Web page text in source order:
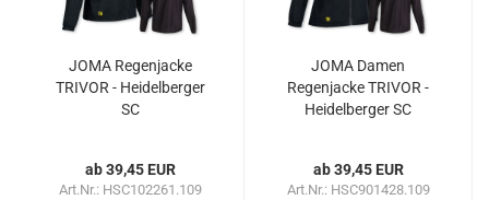
JOMA Regenjacke
TRIVOR - Heidelberger
SC
ab 39,45 EUR
Art.Nr.: HSC102261.109
JOMA Damen
Regenjacke TRIVOR -
Heidelberger SC
ab 39,45 EUR
Art.Nr.: HSC901428.109